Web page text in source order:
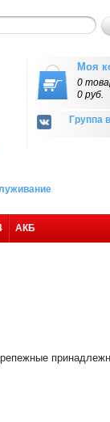
Группа
Моя
0
0 руб.
АКБ